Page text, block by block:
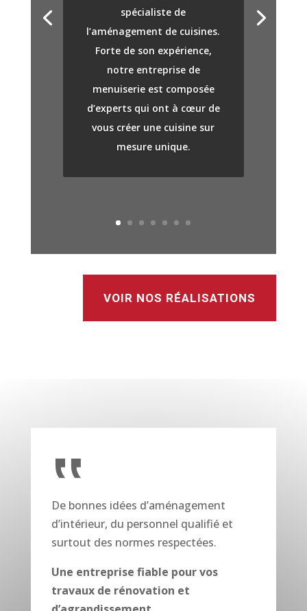
spécialiste de
l’aménagement de cuisines.
Forte de son expérience,
notre entreprise de
menuiserie est composée
d’experts qui ont à cœur de
vous créer une cuisine sur
mesure unique.
VOIR NOS RÉALISATIONS
‟
De bonnes idées d’aménagement
d’intérieur, du personnel qualifié et
surtout des normes respectées.
Une entreprise fiable pour vos
travaux de rénovation et